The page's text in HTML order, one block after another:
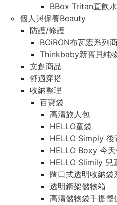
BBox Tritan直飲
個人與保養Beauty
防護/修護
BOiRON布瓦宏系列
Thinkbaby新寶貝純
文創商品
舒適穿搭
收納整理
百寶袋
高清旅人包
HELLO童袋
HELLO Simply 後
HELLO Boxy 今
HELLO Slimily 兒
闊口式透明收納袋
透明鋼架儲物箱
高清儲物袋手提慳